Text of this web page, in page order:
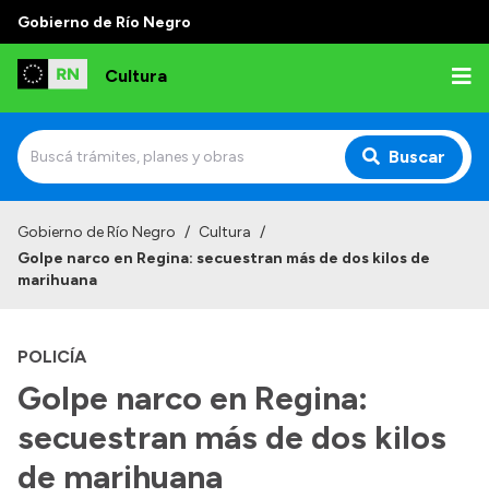
Gobierno de Río Negro
Cultura
Buscar
Institucional
Autoridades
Delegaciones
Normativa
Gobierno de Río Negro / Cultura /
Golpe narco en Regina: secuestran más de dos kilos de
marihuana
POLICÍA
Golpe narco en Regina:
secuestran más de dos kilos
de marihuana